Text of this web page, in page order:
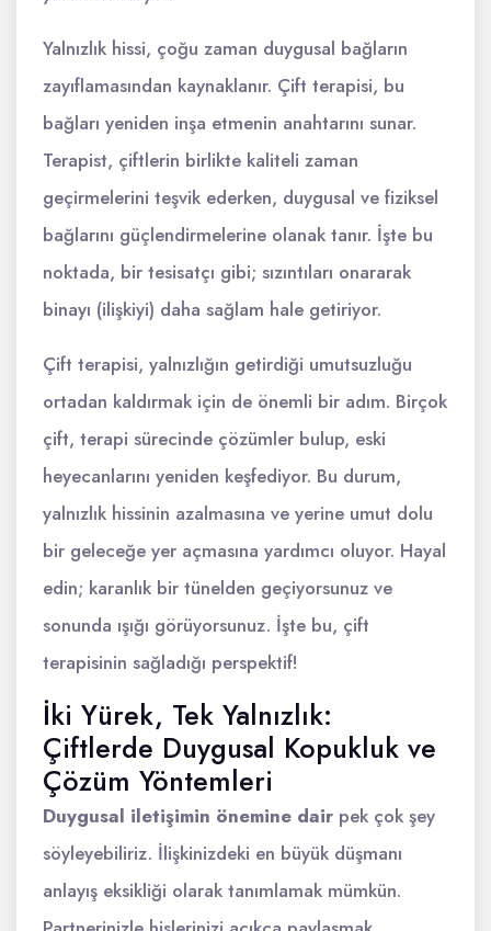
Yalnızlık hissi, çoğu zaman duygusal bağların
zayıflamasından kaynaklanır. Çift terapisi, bu
bağları yeniden inşa etmenin anahtarını sunar.
Terapist, çiftlerin birlikte kaliteli zaman
geçirmelerini teşvik ederken, duygusal ve fiziksel
bağlarını güçlendirmelerine olanak tanır. İşte bu
noktada, bir tesisatçı gibi; sızıntıları onararak
binayı (ilişkiyi) daha sağlam hale getiriyor.
Çift terapisi, yalnızlığın getirdiği umutsuzluğu
ortadan kaldırmak için de önemli bir adım. Birçok
çift, terapi sürecinde çözümler bulup, eski
heyecanlarını yeniden keşfediyor. Bu durum,
yalnızlık hissinin azalmasına ve yerine umut dolu
bir geleceğe yer açmasına yardımcı oluyor. Hayal
edin; karanlık bir tünelden geçiyorsunuz ve
sonunda ışığı görüyorsunuz. İşte bu, çift
terapisinin sağladığı perspektif!
İki Yürek, Tek Yalnızlık:
Çiftlerde Duygusal Kopukluk ve
Çözüm Yöntemleri
Duygusal iletişimin önemine dair pek çok şey
söyleyebiliriz. İlişkinizdeki en büyük düşmanı
anlayış eksikliği olarak tanımlamak mümkün.